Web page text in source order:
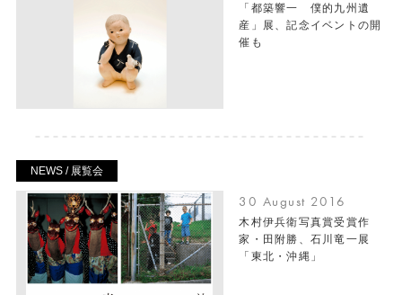
「都築響一 僕的九州遺
産」展、記念イベントの開
催も
NEWS / 展覧会
30 August 2016
木村伊兵衛写真賞受賞作
家・田附勝、石川竜一展
「東北・沖縄」